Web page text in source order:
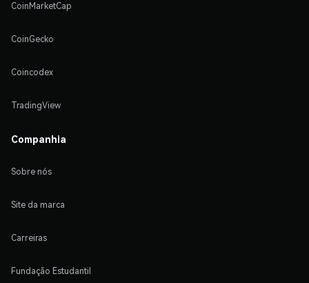
CoinMarketCap
CoinGecko
Coincodex
TradingView
Companhia
Sobre nós
Site da marca
Carreiras
Fundação Estudantil